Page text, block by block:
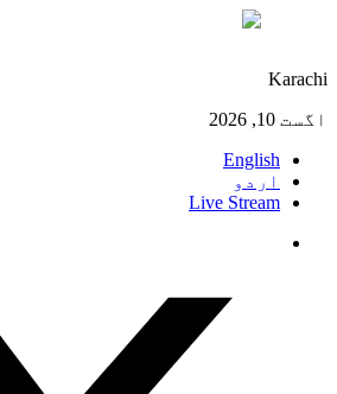
Karachi
اگست 10, 2026
English
اردو
Live Stream